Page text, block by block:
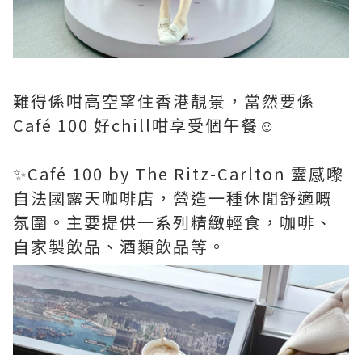
難得係咁高空望住香港靚景，當然要係
Café 100 好chill咁享受個午餐☺️
✨Café 100 by The Ritz-Carlton 靈感嚟
自法國露天咖啡店，營造一種休閒舒適嘅
氛圍。主要提供一系列精緻輕食，咖啡、
自家製飲品、酒類飲品等。